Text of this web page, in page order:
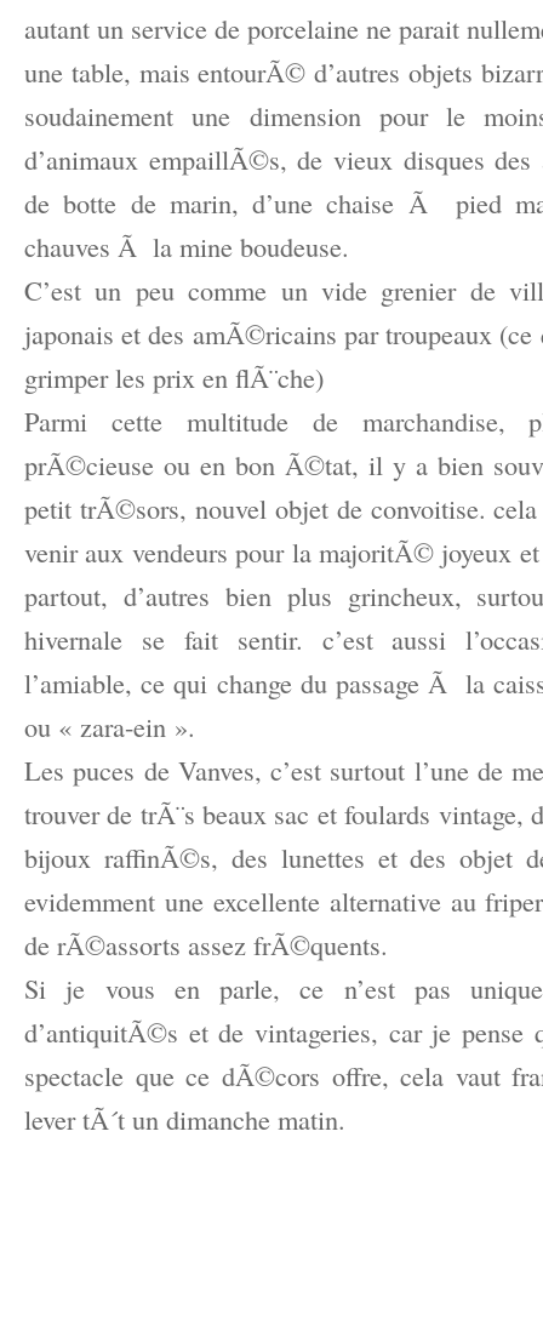
autant un service de porcelaine ne parait
une table, mais entourÃ© d’autres objets
soudainement une dimension pour le
d’animaux empaillÃ©s, de vieux disques
de botte de marin, d’une chaise Ã pied
chauves Ã la mine boudeuse.
C’est un peu comme un vide grenier de
japonais et des amÃ©ricains par troupeaux
grimper les prix en flÃ¨che)
Parmi cette multitude de
prÃ©cieuse ou en bon Ã©tat, il y a bien
petit trÃ©sors, nouvel objet de convoitise.
venir aux vendeurs pour la majoritÃ© joyeux
partout, d’autres bien plus grincheux,
hivernale se fait sentir. c’est aussi
l’amiable, ce qui change du passage Ã la
ou « zara-ein ».
Les puces de Vanves, c’est surtout l’une de
trouver de trÃ¨s beaux sac et foulards vintage,
bijoux raffinÃ©s, des lunettes et des objet
evidemment une excellente alternative au
de rÃ©assorts assez frÃ©quents.
Si je vous en parle, ce n’est pas
d’antiquitÃ©s et de vintageries, car je
spectacle que ce dÃ©cors offre,cela vaut
lever tÃ´t un dimanche matin.